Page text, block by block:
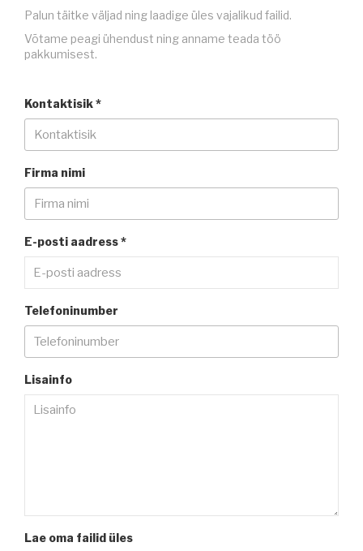
Palun täitke väljad ning laadige üles vajalikud failid.
Võtame peagi ühendust ning anname teada töö
pakkumisest.
Kontaktisik *
Firma nimi
E-posti aadress *
Telefoninumber
Lisainfo
Lae oma failid üles